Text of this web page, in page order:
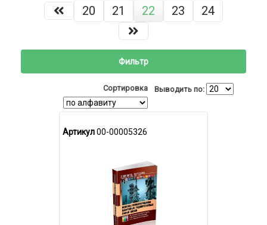
20 21 22 23 24
Фильтр
Сортировка Выводить по:
Артикул00-00005326